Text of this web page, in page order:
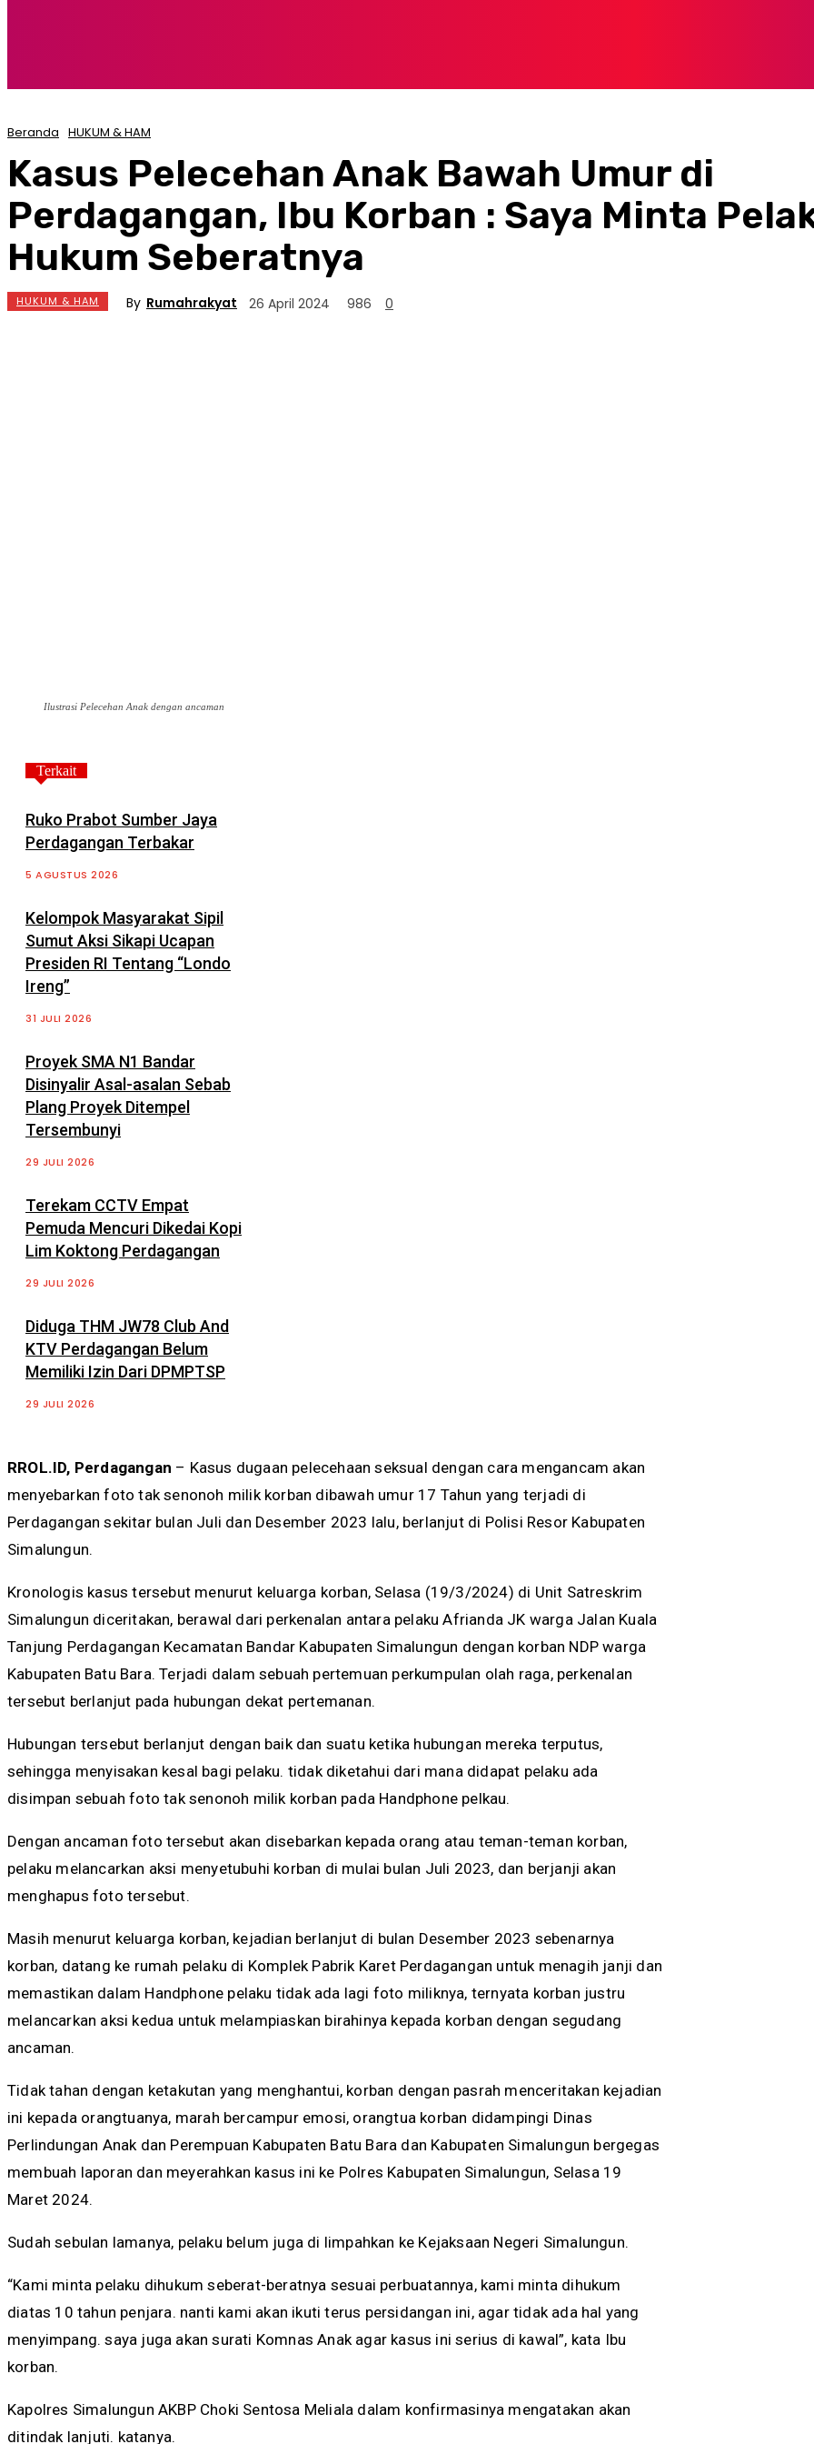
Beranda HUKUM & HAM
Kasus Pelecehan Anak Bawah Umur di
Perdagangan, Ibu Korban : Saya Minta
Hukum Seberatnya
HUKUM & HAM By Rumahrakyat 26 April 2024 986 0
Ilustrasi Pelecehan Anak dengan ancaman
Terkait
Ruko Prabot Sumber Jaya
Perdagangan Terbakar
5 AGUSTUS 2026
Kelompok Masyarakat Sipil
Sumut Aksi Sikapi Ucapan
Presiden RI Tentang “Londo
Ireng”
31 JULI 2026
Proyek SMA N1 Bandar
Disinyalir Asal-asalan Sebab
Plang Proyek Ditempel
Tersembunyi
29 JULI 2026
Terekam CCTV Empat
Pemuda Mencuri Dikedai Kopi
Lim Koktong Perdagangan
29 JULI 2026
Diduga THM JW78 Club And
KTV Perdagangan Belum
Memiliki Izin Dari DPMPTSP
29 JULI 2026
RROL.ID, Perdagangan – Kasus dugaan pelecehaan seksual dengan cara mengancam akan
menyebarkan foto tak senonoh milik korban dibawah umur 17 Tahun yang terjadi di
Perdagangan sekitar bulan Juli dan Desember 2023 lalu, berlanjut di Polisi Resor Kabupaten
Simalungun.
Kronologis kasus tersebut menurut keluarga korban, Selasa (19/3/2024) di Unit Satreskrim
Simalungun diceritakan, berawal dari perkenalan antara pelaku Afrianda JK warga Jalan Kuala
Tanjung Perdagangan Kecamatan Bandar Kabupaten Simalungun dengan korban NDP warga
Kabupaten Batu Bara. Terjadi dalam sebuah pertemuan perkumpulan olah raga, perkenalan
tersebut berlanjut pada hubungan dekat pertemanan.
Hubungan tersebut berlanjut dengan baik dan suatu ketika hubungan mereka terputus,
sehingga menyisakan kesal bagi pelaku. tidak diketahui dari mana didapat pelaku ada
disimpan sebuah foto tak senonoh milik korban pada Handphone pelkau.
Dengan ancaman foto tersebut akan disebarkan kepada orang atau teman-teman korban,
pelaku melancarkan aksi menyetubuhi korban di mulai bulan Juli 2023, dan berjanji akan
menghapus foto tersebut.
Masih menurut keluarga korban, kejadian berlanjut di bulan Desember 2023 sebenarnya
korban, datang ke rumah pelaku di Komplek Pabrik Karet Perdagangan untuk menagih janji dan
memastikan dalam Handphone pelaku tidak ada lagi foto miliknya, ternyata korban justru
melancarkan aksi kedua untuk melampiaskan birahinya kepada korban dengan segudang
ancaman.
Tidak tahan dengan ketakutan yang menghantui, korban dengan pasrah menceritakan kejadian
ini kepada orangtuanya, marah bercampur emosi, orangtua korban didampingi Dinas
Perlindungan Anak dan Perempuan Kabupaten Batu Bara dan Kabupaten Simalungun bergegas
membuah laporan dan meyerahkan kasus ini ke Polres Kabupaten Simalungun, Selasa 19
Maret 2024.
Sudah sebulan lamanya, pelaku belum juga di limpahkan ke Kejaksaan Negeri Simalungun.
“Kami minta pelaku dihukum seberat-beratnya sesuai perbuatannya, kami minta dihukum
diatas 10 tahun penjara. nanti kami akan ikuti terus persidangan ini, agar tidak ada hal yang
menyimpang. saya juga akan surati Komnas Anak agar kasus ini serius di kawal”, kata Ibu
korban.
Kapolres Simalungun AKBP Choki Sentosa Meliala dalam konfirmasinya mengatakan akan
ditindak lanjuti. katanya.